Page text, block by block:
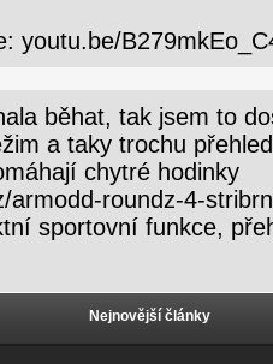
youtu.be/
běhat, tak jsem to
a taky trochu
chytré hodinky
armodd-roundz-4-
sportovní funkce,
Nejnovější články